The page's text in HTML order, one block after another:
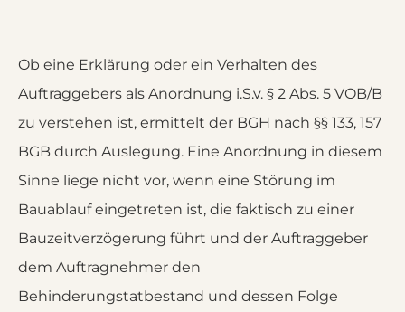
Ob eine Erklärung oder ein Verhalten des
Auftraggebers als Anordnung i.S.v. § 2 Abs. 5 VOB/B
zu verstehen ist, ermittelt der BGH nach §§ 133, 157
BGB durch Auslegung. Eine Anordnung in diesem
Sinne liege nicht vor, wenn eine Störung im
Bauablauf eingetreten ist, die faktisch zu einer
Bauzeitverzögerung führt und der Auftraggeber
dem Auftragnehmer den
Behinderungstatbestand und dessen Folge